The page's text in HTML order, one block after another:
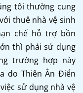
tôi thường cung
thuê nhà vệ sinh
chế hỗ trợ bồn
thì phải sử dụng
trường hợp này
do Thiên Ân Điển
sử dụng nhà vệ